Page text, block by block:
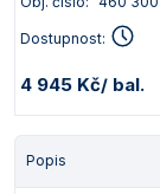
Dostupnost:
4 945 Kč/ bal.
Popis